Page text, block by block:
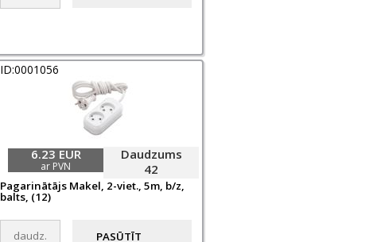
ID:0001056
Daudzums
42
6.23 EUR
ar PVN
Pagarinātājs Makel, 2-viet., 5m, b/z,
balts, (12)